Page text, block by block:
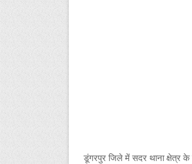
डूंगरपुर जिले में सदर थाना क्षेत्र के